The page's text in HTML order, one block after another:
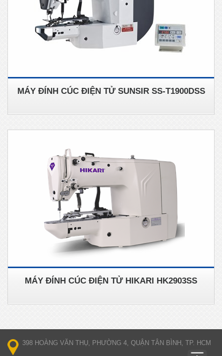
MÁY ĐÍNH CÚC ĐIỆN TỬ SUNSIR SS-T1900DSS
MÁY ĐÍNH CÚC ĐIỆN TỬ HIKARI HK2903SS
398 HOÀNG VĂN THỤ, PHƯỜNG 4, QUẬN TÂN BÌNH, TP. HCM